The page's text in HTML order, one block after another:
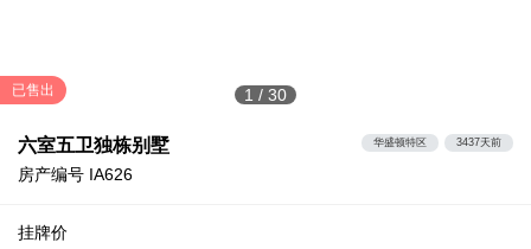
1 / 30
已售出
六室五卫独栋别墅
房产编号 IA626
华盛顿特区 3437天前
挂牌价